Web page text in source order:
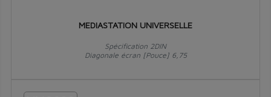
MEDIASTATION UNIVERSELLE
Spécification 2DIN
Diagonale écran [Pouce] 6,75